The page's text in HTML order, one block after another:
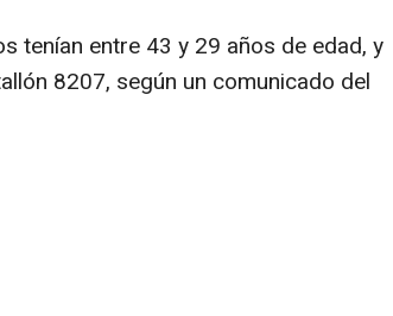
tenían entre 43 y 29 años de edad, y
8207, según un comunicado del